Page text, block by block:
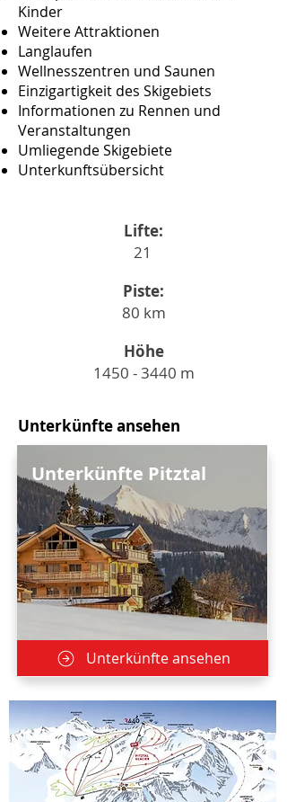
Kinder
Weitere Attraktionen
Langlaufen
Wellnesszentren und Saunen
Einzigartigkeit des Skigebiets
Informationen zu Rennen und
Veranstaltungen
Umliegende Skigebiete
Unterkunftsübersicht
Lifte:
21
Piste:
80 km
Höhe
1450 - 3440 m
Unterkünfte ansehen
Unterkünfte Pitztal
Unterkünfte ansehen